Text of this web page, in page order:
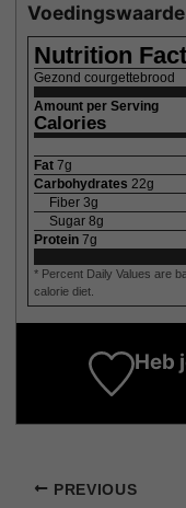
Voedingswaarde
Nutrition
Gezond courgettebrood
Amount per Serving
Calories
Fat 7g
Carbohydrates 22g
Fiber 3g
Sugar 8g
Protein 7g
* Percent Daily Values are
calorie diet.
Heb
PREVIOUS